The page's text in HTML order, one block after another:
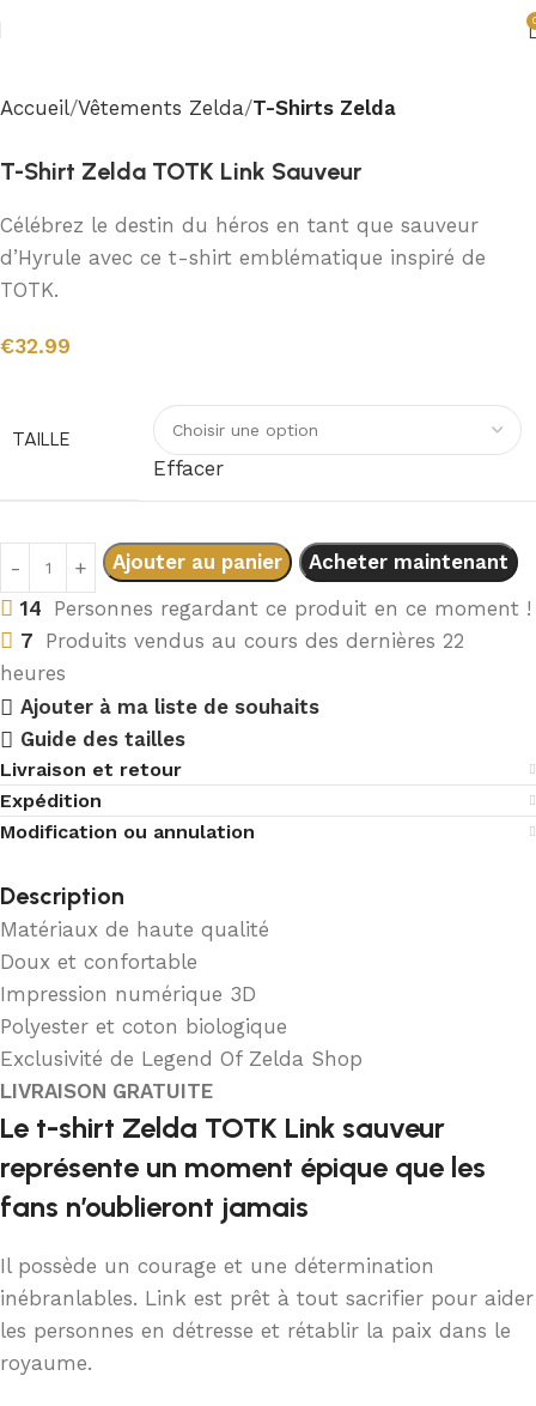
Accueil Vêtements Zelda T-Shirts Zelda
T-Shirt Zelda TOTK Link Sauveur
Célébrez le destin du héros en tant que sauveur
d’Hyrule avec ce t-shirt emblématique inspiré de
TOTK.
€32.99
TAILLE
Effacer
Ajouter au panier
Acheter maintenant
14 Personnes regardant ce produit en ce moment !
7 Produits vendus au cours des dernières 22
heures
Ajouter à ma liste de souhaits
Guide des tailles
Livraison et retour
Expédition
Modification ou annulation
Description
Matériaux de haute qualité
Doux et confortable
Impression numérique 3D
Polyester et coton biologique
Exclusivité de Legend Of Zelda Shop
LIVRAISON GRATUITE
Le t-shirt Zelda TOTK Link sauveur
représente un moment épique que les
fans n’oublieront jamais
Il possède un courage et une détermination
inébranlables. Link est prêt à tout sacrifier pour aider
les personnes en détresse et rétablir la paix dans le
royaume.